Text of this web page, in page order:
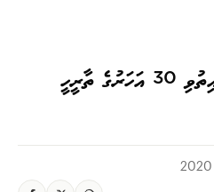
އިހަވަންދޫގެ ބަނދަރު – ފާއިތުވި 30 އަހަރުގެ ތާރީހީ